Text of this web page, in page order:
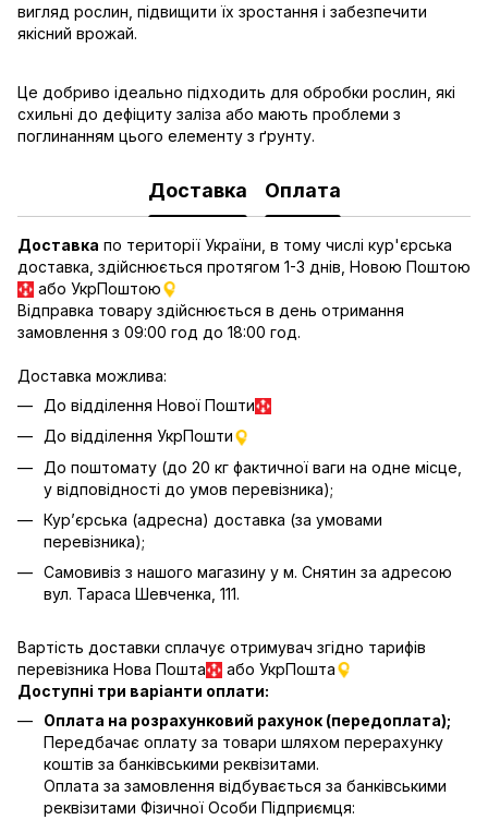
вигляд рослин, підвищити їх зростання і забезпечити
якісний врожай.
Це добриво ідеально підходить для обробки рослин, які
схильні до дефіциту заліза або мають проблеми з
поглинанням цього елементу з ґрунту.
Доставка Оплата
Доставка по території України, в тому числі кур'єрська
доставка, здійснюється протягом 1-3 днів, Новою Поштою
або УкрПоштою
Відправка товару здійснюється в день отримання
замовлення з 09:00 год до 18:00 год.
Доставка можлива:
До відділення Нової Пошти
До відділення УкрПошти
До поштомату (до 20 кг фактичної ваги на одне місце,
у відповідності до умов перевізника);
Кур’єрська (адресна) доставка (за умовами
перевізника);
Самовивіз з нашого магазину у м. Снятин за адресою
вул. Тараса Шевченка, 111.
Вартість доставки сплачує отримувач згідно тарифів
перевізника Нова Пошта
або УкрПошта
Доступні три варіанти оплати:
Оплата на розрахунковий рахунок (передоплата);
Передбачає оплату за товари шляхом перерахунку
коштів за банківськими реквізитами.
Оплата за замовлення відбувається за банківськими
реквізитами Фізичної Особи Підприємця: